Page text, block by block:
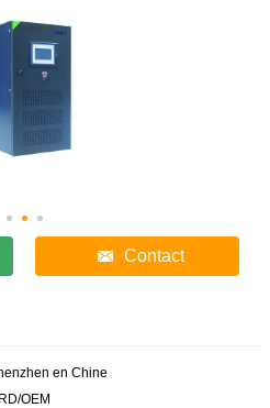
Contact
en Chine
OEM